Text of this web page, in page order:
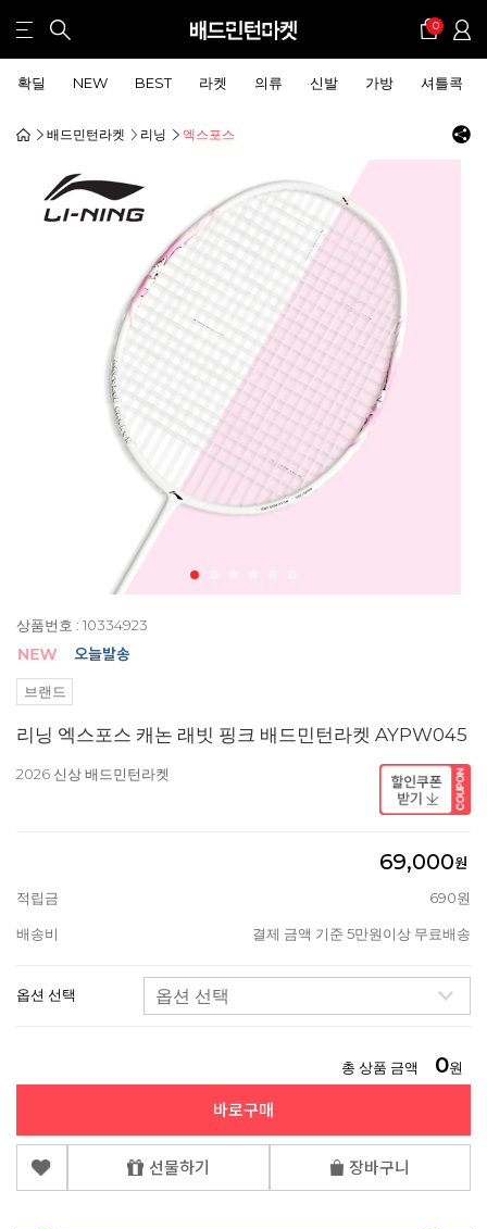
0
확딜 NEW BEST 라켓 의류 신발 가방 셔틀콕
배드민턴라켓 리닝 엑스포스
상품번호 : 10334923
브랜드
리닝 엑스포스 캐논 래빗 핑크 배드민턴라켓 AYPW045
2026 신상 배드민턴라켓
69,000원
적립금
690원
배송비 결제 금액 기준 5만원이상 무료배송
옵션 선택
총 상품 금액 0원
바로구매
선물하기 장바구니